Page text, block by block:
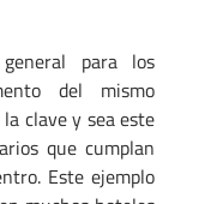
para los
del mismo
clave y sea este
que cumplan
Este ejemplo